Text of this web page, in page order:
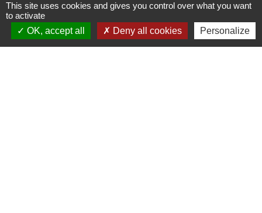
Contacts
This site uses cookies and gives you control over what you want
to activate
OK, accept all
Deny all cookies Personalize